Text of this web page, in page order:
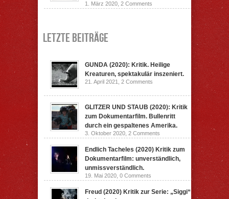
1. März 2020, 2 Comments
Letzte Beiträge
GUNDA (2020): Kritik. Heilige
Kreaturen, spektakulär inszeniert.
21. April 2021, 2 Comments
GLITZER UND STAUB (2020): Kritik
zum Dokumentarfilm. Bullenritt
durch ein gespaltenes Amerika.
3. Oktober 2020, 2 Comments
Endlich Tacheles (2020) Kritik zum
Dokumentarfilm: unverständlich,
unmissverständlich.
19. Mai 2020, 0 Comments
Freud (2020) Kritik zur Serie: „Siggi“